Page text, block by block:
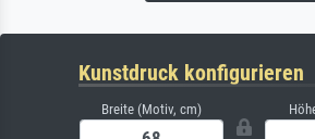
Kunstdruck konfigurieren
Breite (Motiv, cm)